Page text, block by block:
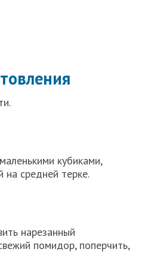
кубиками,
на средней терке.
нарезанный
помидор, поперчить,